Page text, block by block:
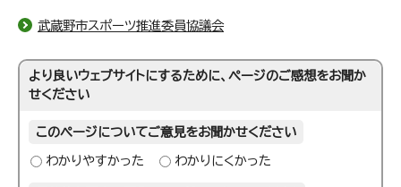
武蔵野市スポーツ推進委員協議会
より良いウェブサイトにするために、ページのご感想をお聞か
せください
このページについてご意見をお聞かせください
わかりやすかった わかりにくかった